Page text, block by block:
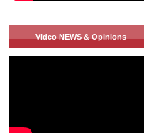
Video NEWS & Opinions